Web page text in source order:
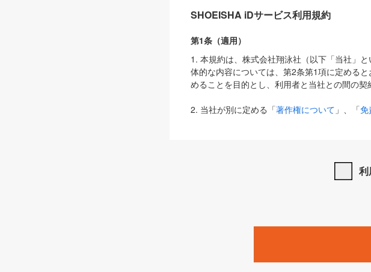
SHOEISHA iDサービス利用規約
第1条（適用）
1. 本規約は、株式会社翔泳社（以下「当社」
体的な内容については、第2条第1項に定める
めることを目的とし、利用者と当社との間の契
2. 当社が別に定める「著作権について 」、「免
は、本規約の規定が優先して適用されるものと
1. 「本サービス」とは、当社が提供する以下
みます）及びこれらサービスに関連して当社
「SEBook」「SEShop」「CodeZine」「
利